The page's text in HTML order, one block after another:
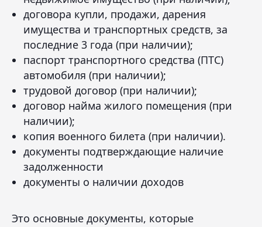
договора купли, продажи, дарения
имущества и транспортных средств, за
последние 3 года (при наличии);
паспорт транспортного средства (ПТС)
автомобиля (при наличии);
трудовой договор (при наличии);
договор найма жилого помещения (при
наличии);
копия военного билета (при наличии).
документы подтверждающие наличие
задолженности
документы о наличии доходов
Это основные документы, которые